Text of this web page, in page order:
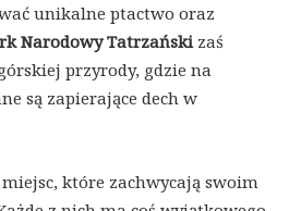
unikalne ptactwo oraz
Narodowy Tatrzański zaś
przyrody, gdzie na
są zapierające dech w
które zachwycają swoim